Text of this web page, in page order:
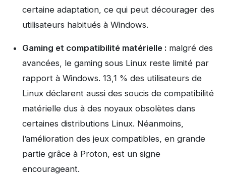
certaine adaptation, ce qui peut décourager des
utilisateurs habitués à Windows.
Gaming et compatibilité matérielle : malgré des
avancées, le gaming sous Linux reste limité par
rapport à Windows. 13,1 % des utilisateurs de
Linux déclarent aussi des soucis de compatibilité
matérielle dus à des noyaux obsolètes dans
certaines distributions Linux. Néanmoins,
l’amélioration des jeux compatibles, en grande
partie grâce à Proton, est un signe
encourageant.